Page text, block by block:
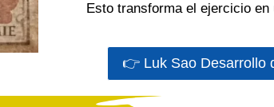
Esto transforma el ejercicio
👉 Luk Sao Desarrollo